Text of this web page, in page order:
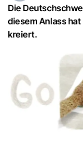
Die
diesem Anlass
kreiert.